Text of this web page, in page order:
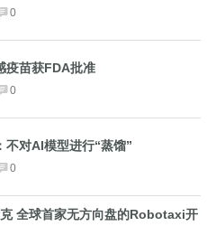
0
疫苗获FDA批准
0
不对AI模型进行“蒸馏”
0
全球首家无方向盘的Robotaxi开